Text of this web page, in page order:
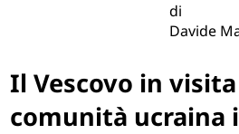
di
Davide
Il Vescovo in
comunità ucraina